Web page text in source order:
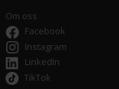
Om oss
Facebook
Instagram
LinkedIn
TikTok